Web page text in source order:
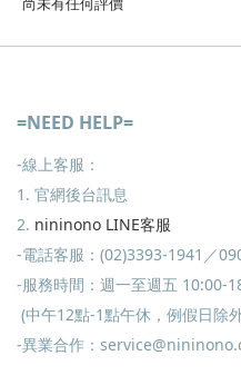
=NEED HELP=
-線上客服：
1. 官網後台訊息
2. nininono LINE客服
-電話客服：(02)3393-1941／
-服務時間：週一至週五 10:00-
(中午12點-1點午休，例假日除
-異業合作：